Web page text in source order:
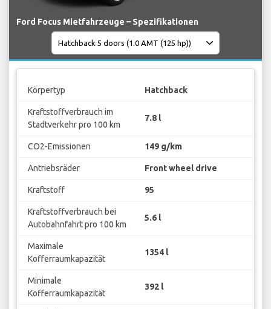
Ford Focus Mietfahrzeuge – Spezifikationen
Körpertyp Hatchback
Kraftstoffverbrauch im
Stadtverkehr pro 100 km
7.8 l
CO2-Emissionen 149 g/km
Antriebsräder Front wheel drive
Kraftstoff 95
Kraftstoffverbrauch bei
Autobahnfahrt pro 100 km
5.6 l
Maximale
Kofferraumkapazität
1354 l
Minimale
Kofferraumkapazität
392 l